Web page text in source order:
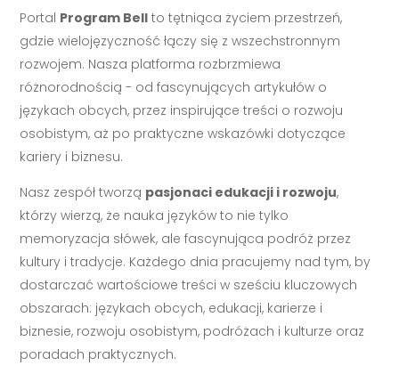
Portal Program Bell to tętniąca życiem przestrzeń,
gdzie wielojęzyczność łączy się z wszechstronnym
rozwojem. Nasza platforma rozbrzmiewa
różnorodnością - od fascynujących artykułów o
językach obcych, przez inspirujące treści o rozwoju
osobistym, aż po praktyczne wskazówki dotyczące
kariery i biznesu.
Nasz zespół tworzą pasjonaci edukacji i rozwoju,
którzy wierzą, że nauka języków to nie tylko
memoryzacja słówek, ale fascynująca podróż przez
kultury i tradycje. Każdego dnia pracujemy nad tym, by
dostarczać wartościowe treści w sześciu kluczowych
obszarach: językach obcych, edukacji, karierze i
biznesie, rozwoju osobistym, podróżach i kulturze oraz
poradach praktycznych.